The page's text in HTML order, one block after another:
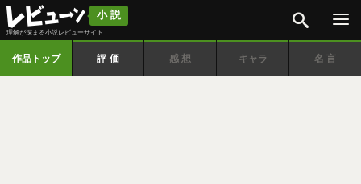
小説
理解が深まる小説レビューサイト
作品トップ 評価 感想 キャラ 名言